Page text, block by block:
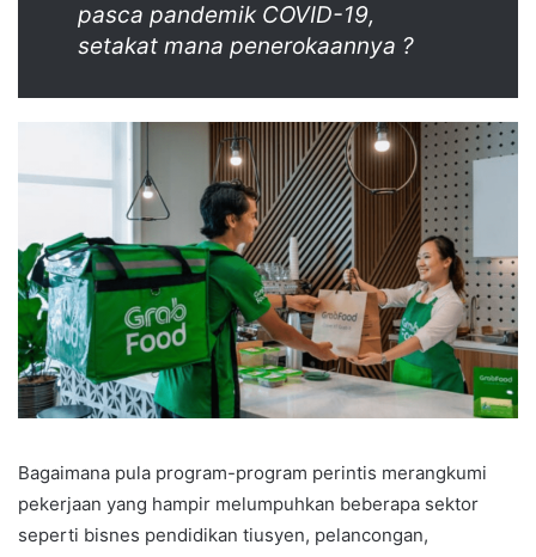
pasca pandemik COVID-19,
setakat mana penerokaannya ?
Bagaimana pula program-program perintis merangkumi
pekerjaan yang hampir melumpuhkan beberapa sektor
seperti bisnes pendidikan tiusyen, pelancongan,